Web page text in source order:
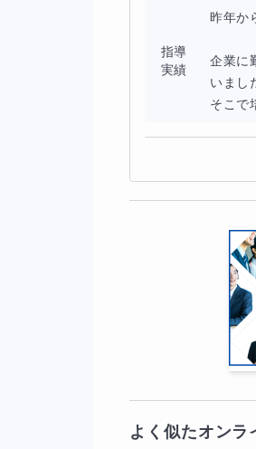
※ すべて生徒さん
学校に行かない
ではないかと思い
そういった意味で
◆ パワーポイン
手元に新聞を置き
指導
実績
昨年か
企業に
いまし
そこで
よく似たオンラ